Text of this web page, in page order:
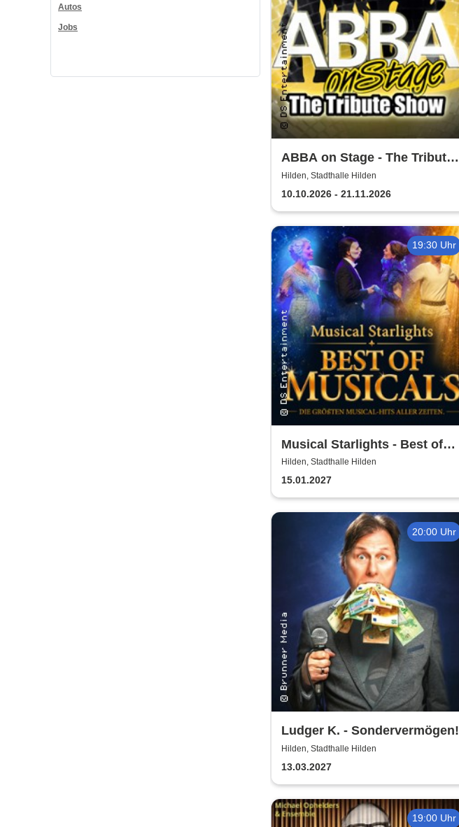
Autos
Jobs
ABBA on Stage - The Tribute
Show
Hilden, Stadthalle Hilden
10.10.2026 - 21.11.2026
19:30 Uhr
Musical Starlights - Best of
Musicals
Hilden, Stadthalle Hilden
15.01.2027
20:00 Uhr
Ludger K. - Sondervermögen!
Hilden, Stadthalle Hilden
13.03.2027
19:00 Uhr